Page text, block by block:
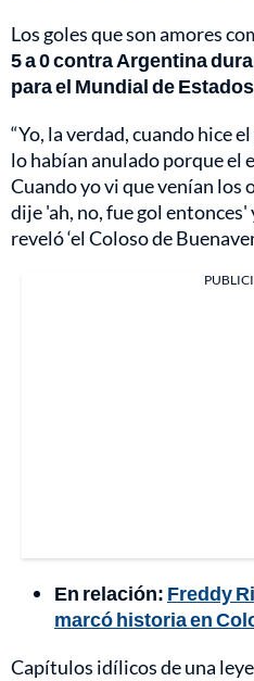
Los goles que son amores
5 a 0 contra Argentina
para el Mundial de
“Yo, la verdad, cuando hice
lo habían anulado porque el
Cuando yo vi que venían los
dije 'ah, no, fue gol entonces'
reveló ‘el Coloso de
En relación: Freddy
marcó historia en
Capítulos idílicos de una